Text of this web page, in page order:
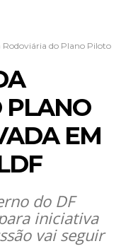
do Plano Piloto
PLANO
EM
do DF
iniciativa
vai seguir